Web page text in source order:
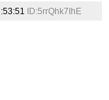
ID:5rrQhk7IhE